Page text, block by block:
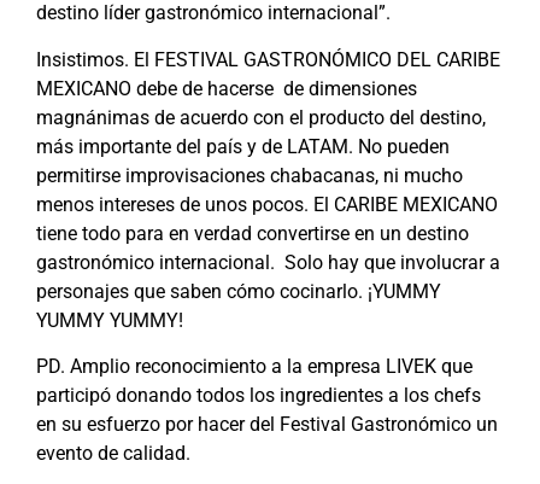
destino líder gastronómico internacional”.
Insistimos. El FESTIVAL GASTRONÓMICO DEL CARIBE
MEXICANO debe de hacerse de dimensiones
magnánimas de acuerdo con el producto del destino,
más importante del país y de LATAM. No pueden
permitirse improvisaciones chabacanas, ni mucho
menos intereses de unos pocos. El CARIBE MEXICANO
tiene todo para en verdad convertirse en un destino
gastronómico internacional. Solo hay que involucrar a
personajes que saben cómo cocinarlo. ¡YUMMY
YUMMY YUMMY!
PD. Amplio reconocimiento a la empresa LIVEK que
participó donando todos los ingredientes a los chefs
en su esfuerzo por hacer del Festival Gastronómico un
evento de calidad.